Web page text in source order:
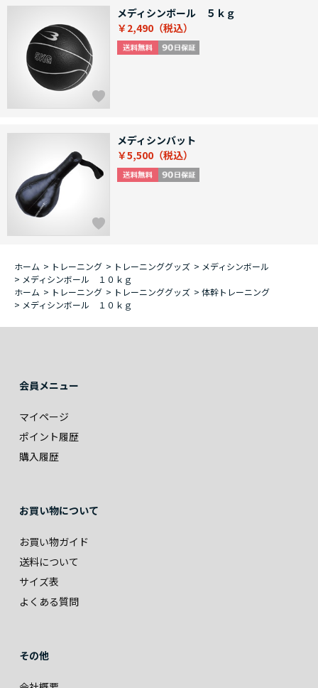
メディシンボール ５ｋｇ
￥2,490
メディシンバット
￥5,500
ホーム > トレーニング > トレーニンググッズ > メディシンボール
> メディシンボール １０ｋｇ
ホーム > トレーニング > トレーニンググッズ > 体幹トレーニング
> メディシンボール １０ｋｇ
会員メニュー
マイページ
ポイント履歴
購入履歴
お買い物について
お買い物ガイド
送料について
サイズ表
よくある質問
その他